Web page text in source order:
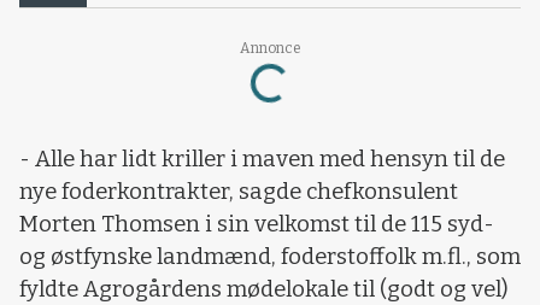
Annonce
Loading...
- Alle har lidt kriller i maven med hensyn til de
nye foderkontrakter, sagde chefkonsulent
Morten Thomsen i sin velkomst til de 115 syd-
og østfynske landmænd, foderstoffolk m.fl., som
fyldte Agrogårdens mødelokale til (godt og vel)